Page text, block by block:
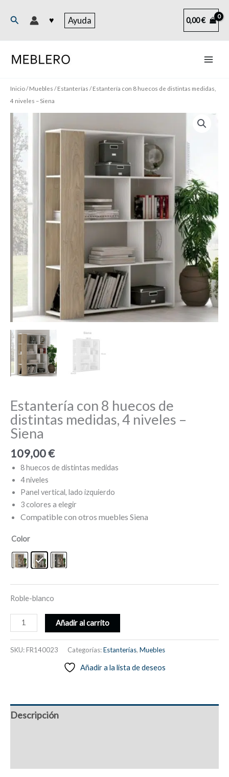
Buscar ♥ Ayuda 0,00€
Inicio/Muebles /Estanterías / Estantería con 8 huecos de distintas medidas,
4 niveles – Siena
Estantería con 8 huecos de
distintas medidas, 4 niveles –
Siena
109,00€
8 huecos de distintas medidas
4 niveles
Panel vertical, lado izquierdo
3 colores a elegir
Compatible con otros muebles Siena
Color
Roble-blanco
Estantería
con
4
niveles
Añadir al carrito
SKU:FR140023 Categorías:Estanterías, Muebles
Añadir a la lista de deseos
Descripción